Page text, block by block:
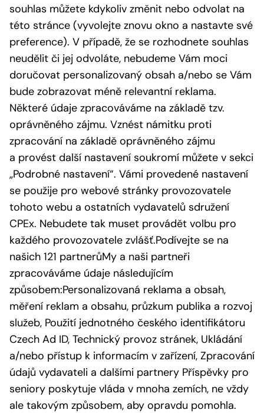
souhlas můžete kdykoliv změnit nebo odvolat na
této stránce (vyvolejte znovu okno a nastavte své
preference). V případě, že se rozhodnete souhlas
neudělit či jej odvoláte, nebudeme Vám moci
doručovat personalizovaný obsah a/nebo se Vám
bude zobrazovat méně relevantní reklama.
Některé údaje zpracováváme na základě tzv.
oprávněného zájmu. Vznést námitku proti
zpracování na základě oprávněného zájmu
a provést další nastavení soukromí můžete v sekci
„Podrobné nastavení“. Vámi provedené nastavení
se použije pro webové stránky provozovatele
tohoto webu a ostatních vydavatelů sdružení
CPEx. Nebudete tak muset provádět volbu pro
každého provozovatele zvlášť.Podívejte se na
našich 121 partnerůMy a naši partneři
zpracováváme údaje následujícím
způsobem:Personalizovaná reklama a obsah,
měření reklam a obsahu, průzkum publika a rozvoj
služeb, Použití jednotného českého identifikátoru
Czech Ad ID, Technický provoz stránek, Ukládání
a/nebo přístup k informacím v zařízení, Zpracování
údajů vydavateli a dalšími partnery Příspěvky pro
seniory poskytuje vláda v mnoha zemích, ne vždy
ale takovým způsobem, aby opravdu pomohla.